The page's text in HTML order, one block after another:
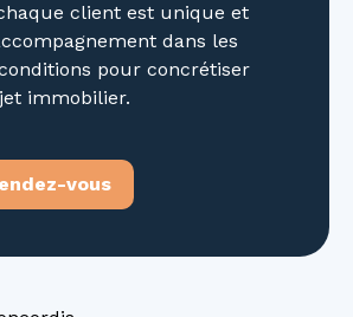
client est unique et
dans les
pour concrétiser
immobilier.
vous